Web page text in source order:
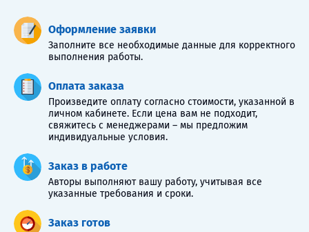
Оформление заявки
Заполните все необходимые данные для корректного
выполнения работы.
Оплата заказа
Произведите оплату согласно стоимости, указанной в
личном кабинете. Если цена вам не подходит,
свяжитесь с менеджерами – мы предложим
индивидуальные условия.
Заказ в работе
Авторы выполняют вашу работу, учитывая все
указанные требования и сроки.
Заказ готов